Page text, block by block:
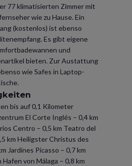
77 klimatisierten Zimmer mit
wie zu Hause. Ein
(kostenlos) ist ebenso
Es gibt eigene
und
bieten. Zur Austattung
wie Safes in Laptop-
bis auf 0,1 Kilometer
El Corte Inglés – 0,4 km
Centro – 0,5 km Teatro del
km Heiligster Christus des
Jardines Picasso – 0,7 km
Hafen von Málaga – 0,8 km